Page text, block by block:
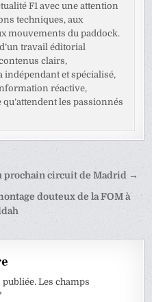
F1 avec une attention
techniques, aux
mouvements du paddock.
travail éditorial
clairs,
indépendant et spécialisé,
réactive,
qu’attendent les passionnés
prochain circuit de Madrid →
douteux de la FOM à
publiée. Les champs